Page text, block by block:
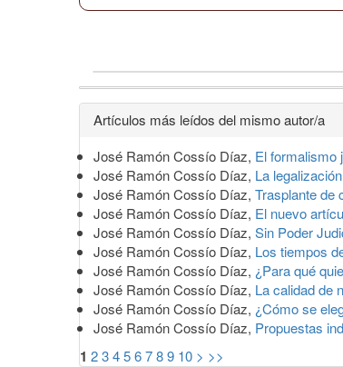
Detalles
del
artículo
Artículos más leídos del mismo autor/a
José Ramón Cossío Díaz, El formalismo
José Ramón Cossío Díaz, La
José Ramón Cossío Díaz, Trasplante de
José Ramón Cossío Díaz, El nuevo
José Ramón Cossío Díaz, Sin Poder
José Ramón Cossío Díaz, Los tiempos
José Ramón Cossío Díaz, ¿Para qué
José Ramón Cossío Díaz, La calidad de
José Ramón Cossío Díaz, ¿Cómo se
José Ramón Cossío Díaz, Propuestas
1 23456789 10 > >>